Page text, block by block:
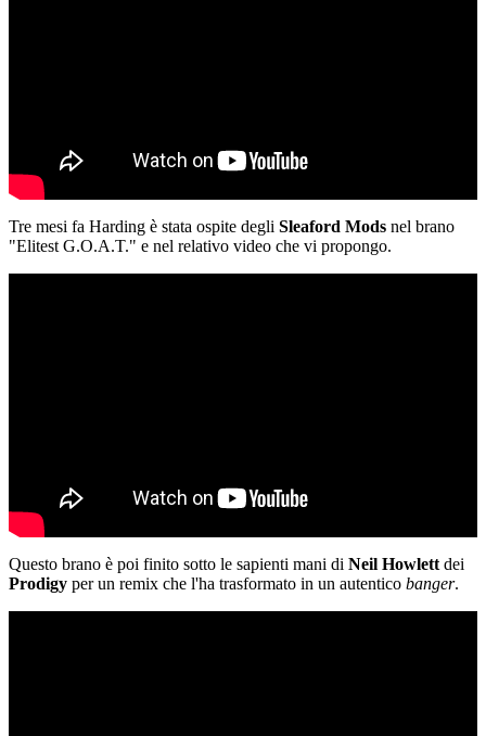
Tre mesi fa Harding è stata ospite degli Sleaford Mods nel brano
"Elitest G.O.A.T." e nel relativo video che vi propongo.
Questo brano è poi finito sotto le sapienti mani di Neil Howlett dei
Prodigy per un remix che l'ha trasformato in un autentico banger.